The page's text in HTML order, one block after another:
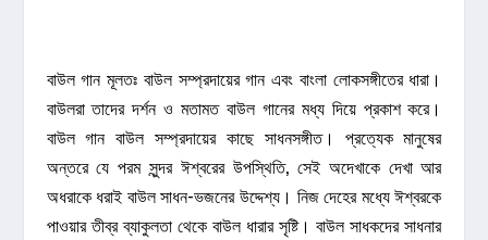
বাউল গান মূলতঃ বাউল সম্প্রদায়ের গান এবং বাংলা লোকসঙ্গীতের ধারা।
বাউলরা তাদের দর্শন ও মতামত বাউল গানের মধ্য দিয়ে প্রকাশ করে।
বাউল গান বাউল সম্প্রদায়ের কাছে সাধনসঙ্গীত। প্রত্যেক মানুষের
অন্তরে যে পরম সুন্দর ঈশ্বরের উপস্থিতি, সেই অদেখাকে দেখা আর
অধরাকে ধরাই বাউল সাধন-ভজনের উদ্দেশ্য। নিজ দেহের মধ্যে ঈশ্বরকে
পাওয়ার তীব্র ব্যাকুলতা থেকে বাউল ধারার সৃষ্টি। বাউল সাধকদের সাধনার